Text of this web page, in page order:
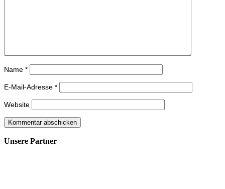
Name *
E-Mail-Adresse *
Website
Unsere Partner